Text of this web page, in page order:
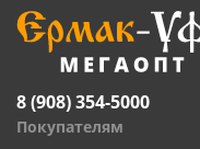
8 (908) 354-5000
Покупателям